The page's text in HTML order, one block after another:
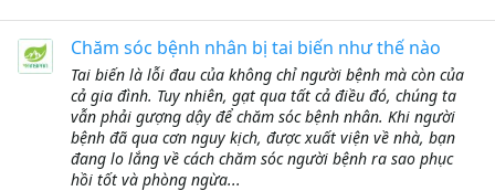
Chăm sóc bệnh nhân bị tai biến như thế nào
Tai biến là lỗi đau của không chỉ người bệnh mà còn của
cả gia đình. Tuy nhiên, gạt qua tất cả điều đó, chúng ta
vẫn phải gượng dậy để chăm sóc bệnh nhân. Khi người
bệnh đã qua cơn nguy kịch, được xuất viện về nhà, bạn
đang lo lắng về cách chăm sóc người bệnh ra sao phục
hồi tốt và phòng ngừa...